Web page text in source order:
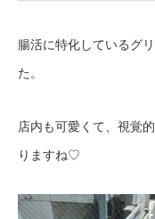
腸活に特化しているグ
た。
店内も可愛くて、視覚
りますね♡